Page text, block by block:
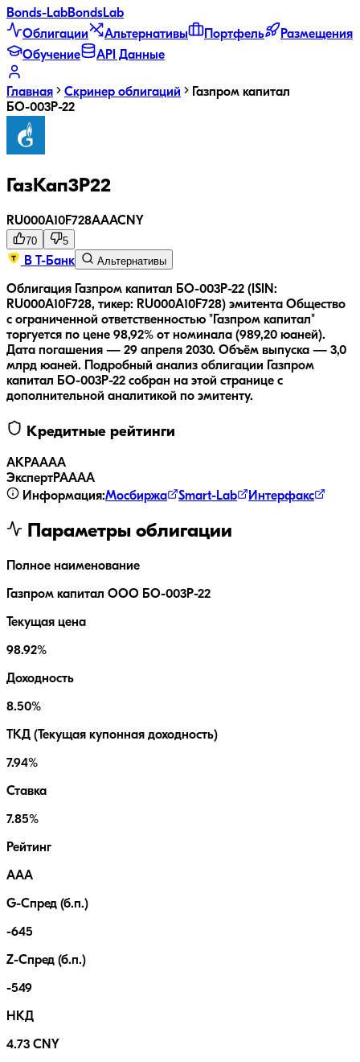
Bonds-LabBondsLab
Облигации
Альтернативы Портфель
Размещения
Обучение
API Данные
Главная Скринер облигаций
Газпром капитал
БО-003Р-22
ГазКап3P22
RU000A10F728AAACNY
70 5
В Т-Банк Альтернативы
Облигация Газпром капитал БО-003Р-22 (ISIN:
RU000A10F728, тикер: RU000A10F728) эмитента Общество
с ограниченной ответственностью "Газпром капитал"
торгуется по цене 98,92% от номинала (989,20 юаней).
Дата погашения — 29 апреля 2030. Объём выпуска — 3,0
млрд юаней.
Подробный анализ облигации
Газпром
капитал БО-003Р-22 собран на этой странице с
дополнительной аналитикой по эмитенту.
Кредитные рейтинги
АКРАAAA
ЭкспертРАAAA
Информация:Мосбиржа Smart-Lab Интерфакс
Параметры облигации
Полное наименование
Газпром капитал ООО БО-003Р-22
Текущая цена
98.92%
Доходность
8.50%
ТКД (Текущая купонная доходность)
7.94%
Ставка
7.85%
Рейтинг
AAA
G-Спред (б.п.)
-645
Z-Спред (б.п.)
-549
НКД
4.73 CNY